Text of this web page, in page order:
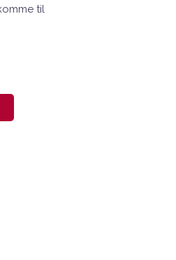
til